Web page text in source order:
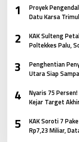
1
Proyek
Datu Karsa
2
KAK Sulteng
Poltekkes Palu,
3
Penghentian
Utara Siap
4
Nyaris 75
Kejar Target
5
KAK Soroti 7
Rp7,23 Miliar,